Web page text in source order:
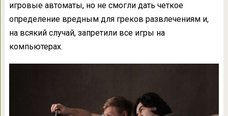
игровые автоматы, но не смогли дать четкое
определение вредным для греков развлечениям и,
на всякий случай, запретили все игры на
компьютерах.